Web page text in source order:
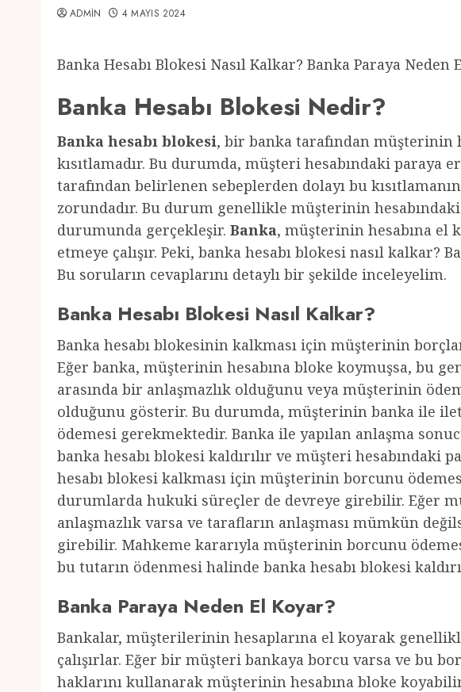
ADMIN 4 MAYIS 2024
Banka Hesabı Blokesi Nasıl Kalkar? Banka Paraya Neden
Banka Hesabı Blokesi Nedir?
Banka hesabı blokesi, bir banka tarafından müşterinin
kısıtlamadır. Bu durumda, müşteri hesabındaki paraya
tarafından belirlenen sebeplerden dolayı bu
zorundadır. Bu durum genellikle müşterinin
durumunda gerçekleşir. Banka, müşterinin hesabına el
etmeye çalışır. Peki, banka hesabı blokesi nasıl kalkar?
Bu soruların cevaplarını detaylı bir şekilde inceleyelim.
Banka Hesabı Blokesi Nasıl Kalkar?
Banka hesabı blokesinin kalkması için müşterinin
Eğer banka, müşterinin hesabına bloke koymuşsa, bu
arasında bir anlaşmazlık olduğunu veya müşterinin
olduğunu gösterir. Bu durumda, müşterinin banka ile
ödemesi gerekmektedir. Banka ile yapılan anlaşma
banka hesabı blokesi kaldırılır ve müşteri hesabındaki
hesabı blokesi kalkması için müşterinin borcunu
durumlarda hukuki süreçler de devreye girebilir. Eğer
anlaşmazlık varsa ve tarafların anlaşması mümkün
girebilir. Mahkeme kararıyla müşterinin borcunu
bu tutarın ödenmesi halinde banka hesabı blokesi
Banka Paraya Neden El Koyar?
Bankalar, müşterilerinin hesaplarına el koyarak
çalışırlar. Eğer bir müşteri bankaya borcu varsa ve bu
haklarını kullanarak müşterinin hesabına bloke